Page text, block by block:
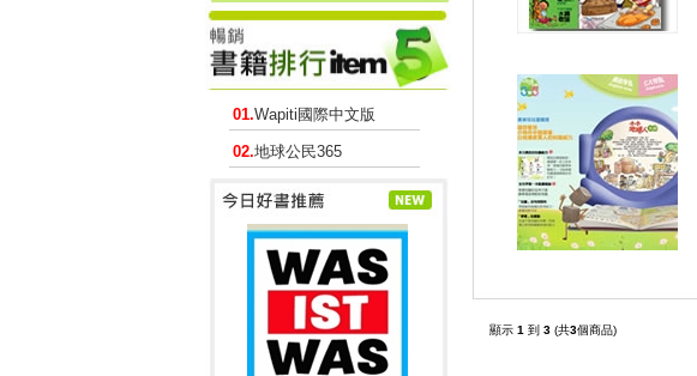
01.Wapiti國際中文版
02.地球公民365
顯示 1 到 3 (共3個商品)